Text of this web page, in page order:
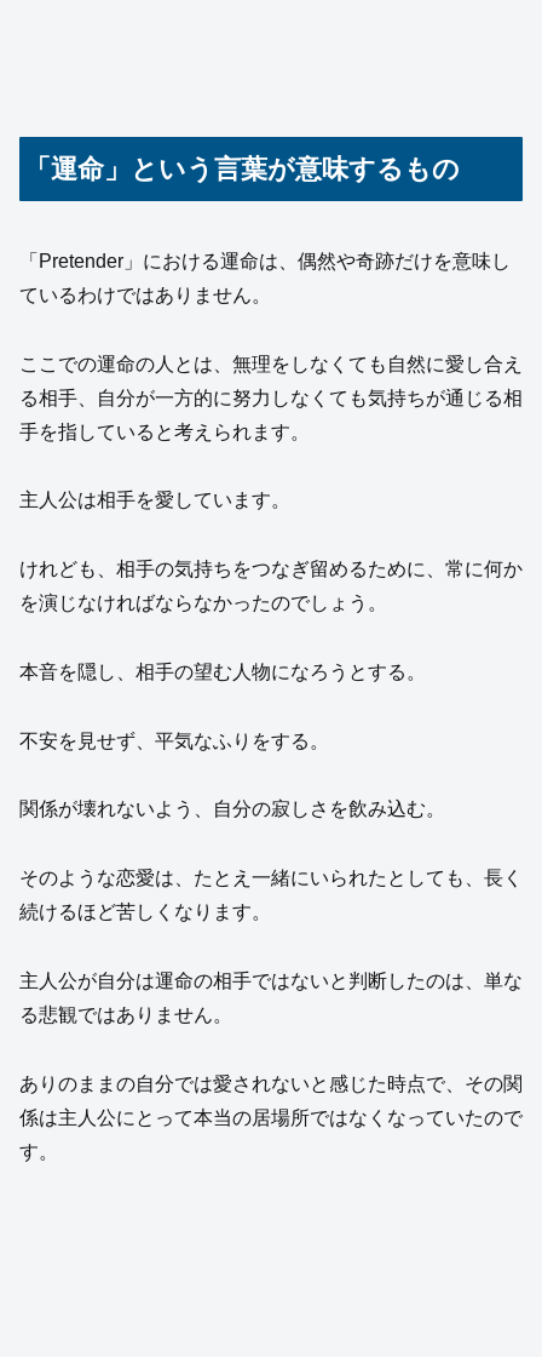
「運命」という言葉が意味するもの
「Pretender」における運命は、偶然や奇跡だけを意味し
ているわけではありません。
ここでの運命の人とは、無理をしなくても自然に愛し合え
る相手、自分が一方的に努力しなくても気持ちが通じる相
手を指していると考えられます。
主人公は相手を愛しています。
けれども、相手の気持ちをつなぎ留めるために、常に何か
を演じなければならなかったのでしょう。
本音を隠し、相手の望む人物になろうとする。
不安を見せず、平気なふりをする。
関係が壊れないよう、自分の寂しさを飲み込む。
そのような恋愛は、たとえ一緒にいられたとしても、長く
続けるほど苦しくなります。
主人公が自分は運命の相手ではないと判断したのは、単な
る悲観ではありません。
ありのままの自分では愛されないと感じた時点で、その関
係は主人公にとって本当の居場所ではなくなっていたので
す。